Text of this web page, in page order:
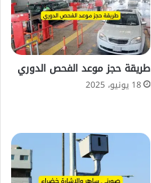
طريقة حجز موعد الفحص الدوري
18 يونيو، 2025